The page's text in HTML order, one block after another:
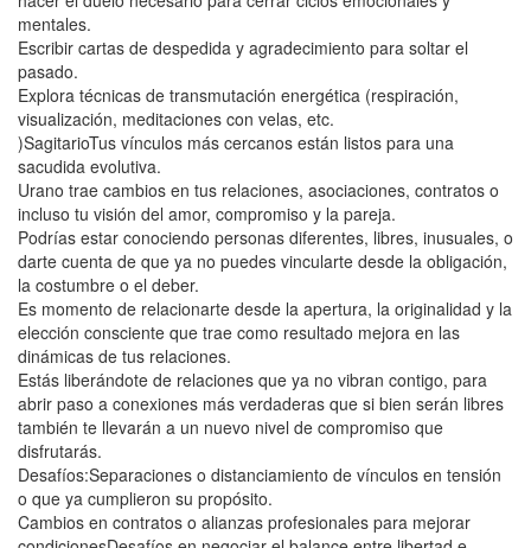
mentales.
Escribir cartas de despedida y agradecimiento para soltar el
pasado.
Explora técnicas de transmutación energética (respiración,
visualización, meditaciones con velas, etc.
)SagitarioTus vínculos más cercanos están listos para una
sacudida evolutiva.
Urano trae cambios en tus relaciones, asociaciones, contratos o
incluso tu visión del amor, compromiso y la pareja.
Podrías estar conociendo personas diferentes, libres, inusuales, o
darte cuenta de que ya no puedes vincularte desde la obligación,
la costumbre o el deber.
Es momento de relacionarte desde la apertura, la originalidad y la
elección consciente que trae como resultado mejora en las
dinámicas de tus relaciones.
Estás liberándote de relaciones que ya no vibran contigo, para
abrir paso a conexiones más verdaderas que si bien serán libres
también te llevarán a un nuevo nivel de compromiso que
disfrutarás.
Desafíos:Separaciones o distanciamiento de vínculos en tensión
o que ya cumplieron su propósito.
Cambios en contratos o alianzas profesionales para mejorar